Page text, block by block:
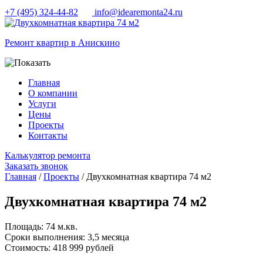
+7 (495) 324-44-82 info@idearemonta24.ru
Ремонт квартир в Анискино
Главная
О компании
Услуги
Цены
Проекты
Контакты
Калькулятор ремонта
Заказать звонок
Главная /Проекты / Двухкомнатная квартира 74 м2
Двухкомнатная квартира 74 м2
Площадь: 74 м.кв.
Сроки выполнения: 3,5 месяца
Cтоимость: 418 999 рублей